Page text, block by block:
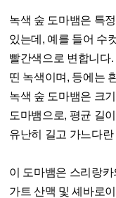
녹색 숲 도마뱀은 특
있는데, 예를 들어 수
빨간색으로 변합니다
띤 녹색이며, 등에는
녹색 숲 도마뱀은 크
도마뱀으로, 평균 길
유난히 길고 가느다
이 도마뱀은 스리랑
가트 산맥 및 셰바로